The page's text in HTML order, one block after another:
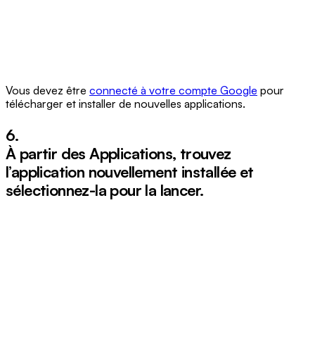
Vous devez être connecté à votre compte Google pour
télécharger et installer de nouvelles applications.
6.
À partir des Applications, trouvez
l’application nouvellement installée et
sélectionnez-la pour la lancer.